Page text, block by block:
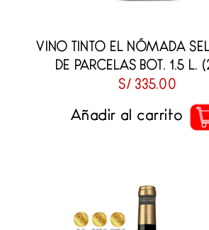
VINO TINTO EL NÓMADA
DE PARCELAS BOT. 1.5 L.
S/ 335.00
Añadir al carrito